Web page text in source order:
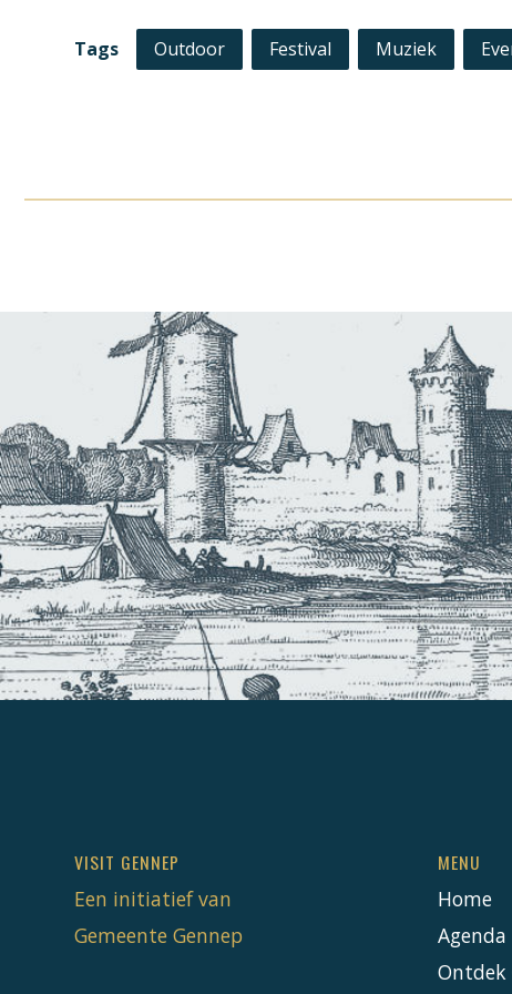
Tags Outdoor Festival Muziek
VISIT GENNEP
Een initiatief van
Gemeente Gennep
MENU
Home
Agenda
Ontdek